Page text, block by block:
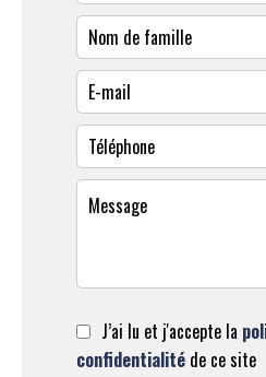
J’ai lu et j'accepte la
confidentialité de ce site